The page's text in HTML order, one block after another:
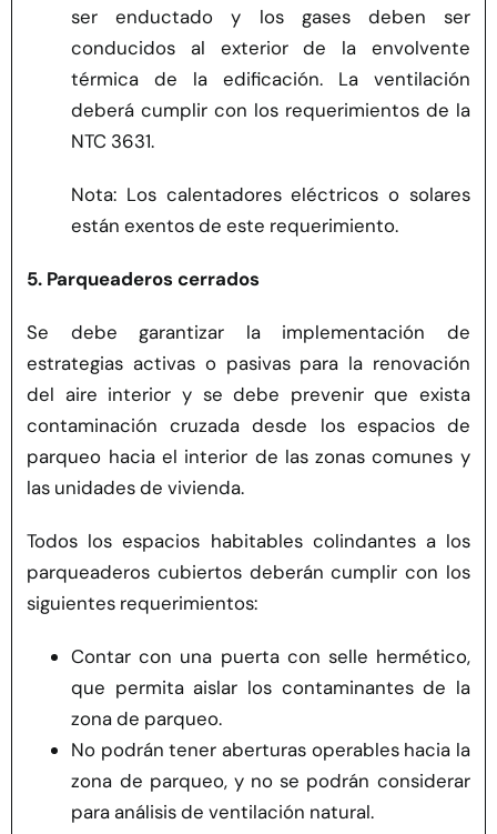
ser enductado y los gases deben ser
conducidos al exterior de la envolvente
térmica de la edificación. La ventilación
deberá cumplir con los requerimientos de la
NTC 3631.
Nota: Los calentadores eléctricos o solares
están exentos de este requerimiento.
5. Parqueaderos cerrados
Se debe garantizar la implementación de
estrategias activas o pasivas para la renovación
del aire interior y se debe prevenir que exista
contaminación cruzada desde los espacios de
parqueo hacia el interior de las zonas comunes y
las unidades de vivienda.
Todos los espacios habitables colindantes a los
parqueaderos cubiertos deberán cumplir con los
siguientes requerimientos:
Contar con una puerta con selle hermético,
que permita aislar los contaminantes de la
zona de parqueo.
No podrán tener aberturas operables hacia la
zona de parqueo, y no se podrán considerar
para análisis de ventilación natural.